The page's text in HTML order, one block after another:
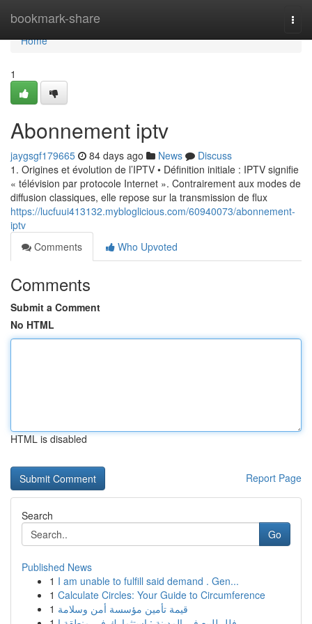
bookmark-share
Home
Home
1
Abonnement iptv
jaygsgf179665 84 days ago News
Discuss
1. Origines et évolution de l’IPTV • Définition initiale : IPTV signifie
« télévision par protocole Internet ». Contrairement aux modes de
diffusion classiques, elle repose sur la transmission de flux
https://lucfuui413132.mybloglicious.com/60940073/abonnement-
iptv
Comments
Who Upvoted
Comments
Submit a Comment
No HTML
HTML is disabled
Report Page
Search
Go
Published News
1 I am unable to fulfill said demand . Gen...
1 Calculate Circles: Your Guide to Circumference
1 قيمة تأمين مؤسسة أمن وسلامة